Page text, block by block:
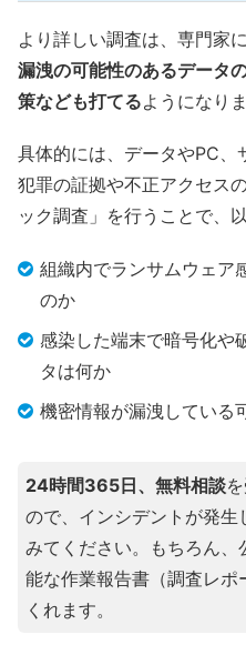
より詳しい調査は、専門家
漏洩の可能性のあるデータ
策なども打てるようになりま
具体的には、データやPC、
犯罪の証拠や不正アクセス
ック調査」を行うことで、
組織内でランサムウェア
のか
感染した端末で暗号化や
タは何か
機密情報が漏洩している
24時間365日、無料相談
ので、インシデントが発生
みてください。もちろん、
能な作業報告書（調査レポ
くれます。